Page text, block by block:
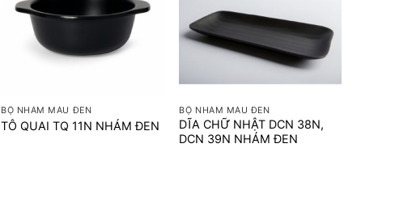
BỘ NHÁM MÀU ĐEN
TÔ QUAI TQ 11N NHÁM ĐEN
BỘ NHÁM MÀU ĐEN
DĨA CHỮ NHẬT DCN 38N,
DCN 39N NHÁM ĐEN